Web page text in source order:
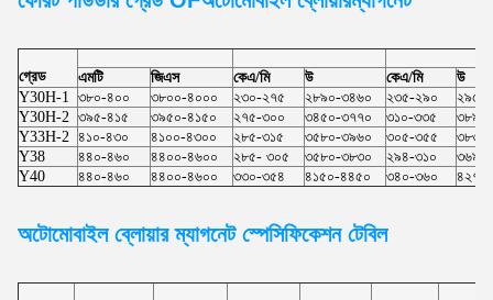
গ্রেড এমটি জিএস কেএ/মি উ কেএ/মি
উ
Y30H-1 ৩৮০-৪০০ ৩৮০০-৪০০০ ২৩০-২৭৫ ২৮৯০-৩৪৬০ ২৩৫-২৯০
Y30H-2 ৩৯৫-৪১৫ ৩৯৫০-৪১৫০ ২৭৫-৩০০ ৩৪৫০-৩৭৭০ ৩১০-৩৩৫
Y33H-2 ৪১০-৪৩০ ৪১০০-৪৩০০ ২৮৫-৩১৫ ৩৫৮০-৩৯৬০ ৩০৫-৩৫৫
Y38
৪৪০-৪৬০ ৪৪০০-৪৬০০ ২৮৫- ৩০৫ ৩৫৮০-৩৮৩০ ২৯৪-৩১০
Y40
৪৪০-৪৬০ ৪৪০০-৪৬০০ ৩৩০-৩৫৪ ৪১৫০-৪৪৫০ ৩৪০-৩৬০
অটোমোবাইল ব্লোয়ার ম্যাগনেট স্পেসিফিকেশন টেবিল